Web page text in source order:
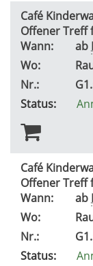
Café
Offener Treff
Wann:
ab
Wo:
Nr.:
Status:
Café
Offener Treff
Wann:
ab
Wo:
Nr.:
Status: